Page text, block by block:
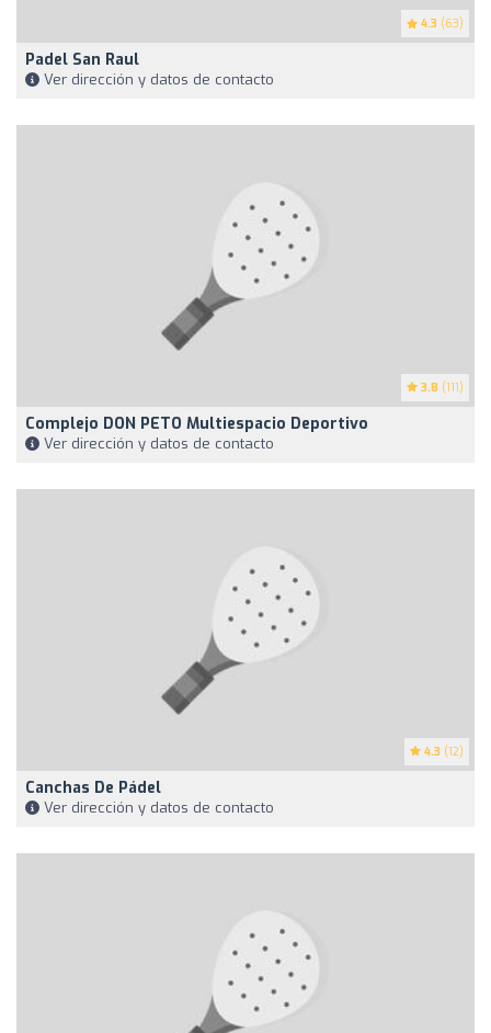
4.3 (63)
Padel San Raul
Ver dirección y datos de contacto
3.8 (111)
Complejo DON PETO Multiespacio Deportivo
Ver dirección y datos de contacto
4.3 (12)
Canchas De Pádel
Ver dirección y datos de contacto